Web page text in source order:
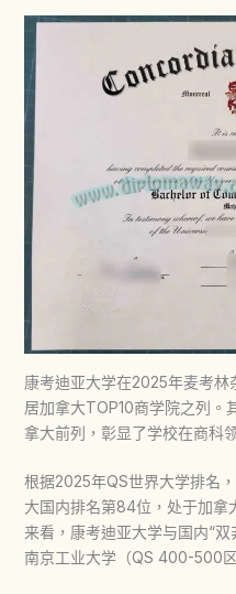
康考迪亚大学在2025年麦考林
居加拿大TOP10商学院之列。
拿大前列，彰显了学校在商科
根据2025年QS世界大学排名
大国内排名第84位，处于加拿
来看，康考迪亚大学与国内“
南京工业大学（QS 400-500